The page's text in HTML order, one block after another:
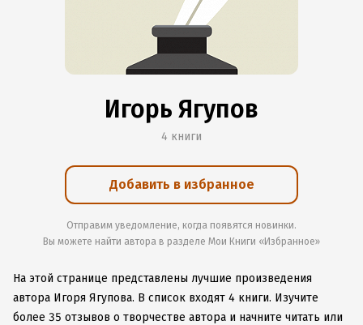
Игорь Ягупов
4 книги
Добавить в избранное
Отправим уведомление, когда появятся новинки.
Вы можете найти автора в разделе Мои Книги «Избранное»
На этой странице представлены лучшие произведения
автора Игоря Ягупова. В список входят 4 книги. Изучите
более 35 отзывов о творчестве автора и начните читать или